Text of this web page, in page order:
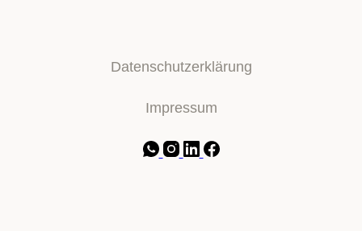
Datenschutzerklärung
Impressum